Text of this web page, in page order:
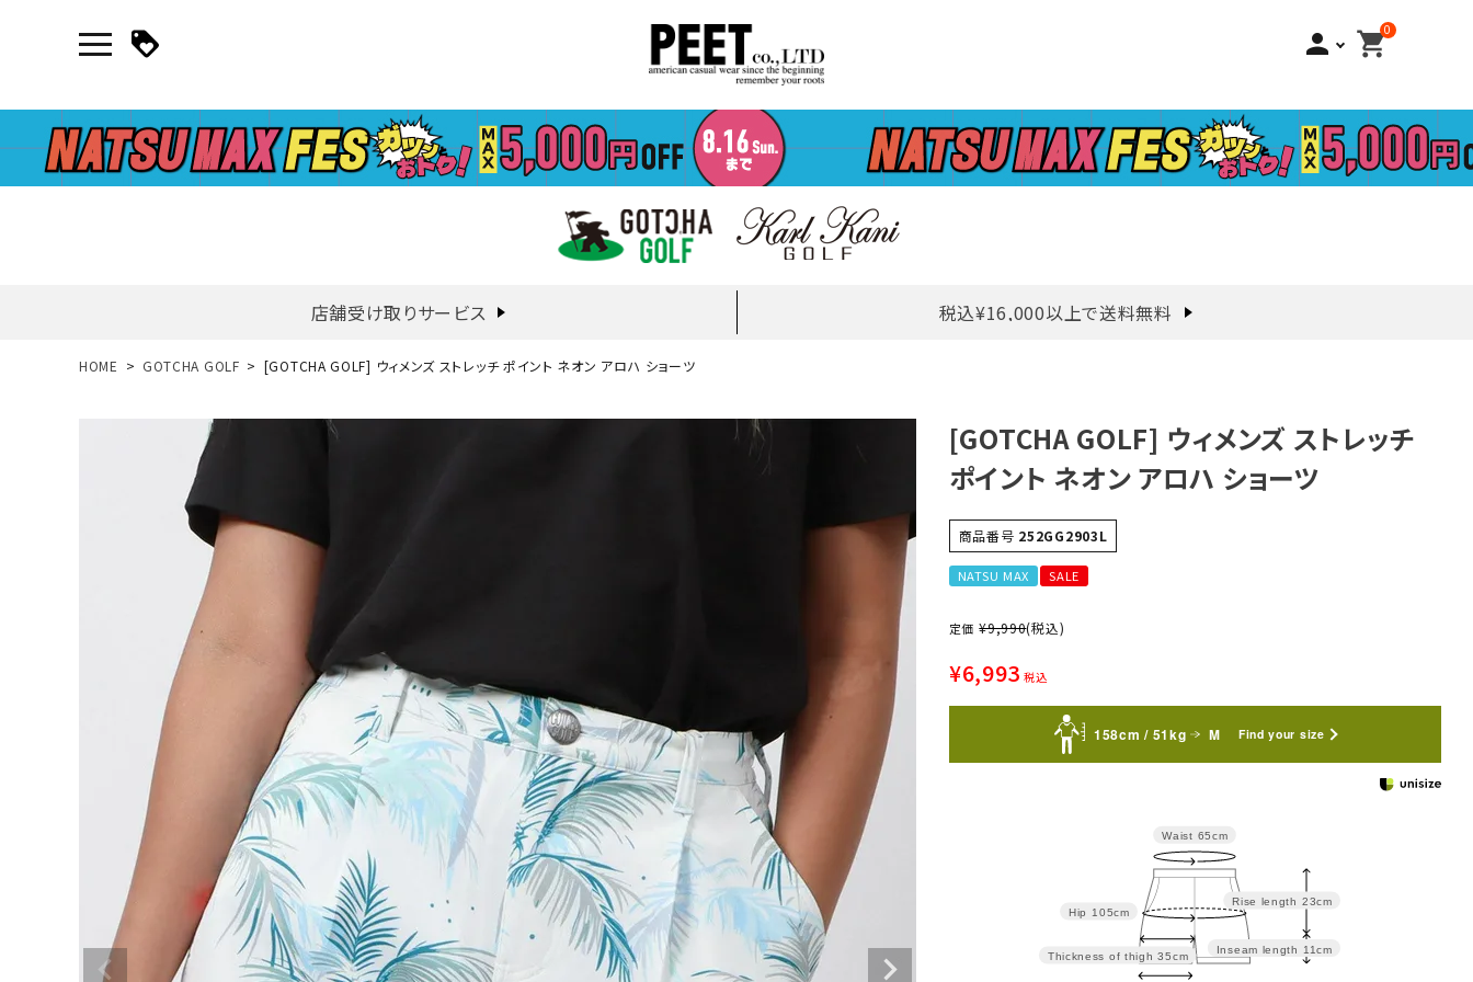
person 0
shopping_cart
店舗受け取りサービス 税込¥16,000以上で送料無料
新規会員登録｜ログイン
HOME GOTCHA GOLF [GOTCHA GOLF] ウィメンズ ストレッチ ポイント ネオン アロハ ショーツ
[GOTCHA GOLF] ウィメンズ ストレッチ
ポイント ネオン アロハ ショーツ
商品番号 252GG2903L
NATSU MAX SALE
定価 ¥9,990(税込)
¥6,993 税込
158cm / 51kg M Find your size
Rise length 23cm
Inseam length 11cm
Thickness of thigh 35cm
Hip 105cm
Waist 65cm